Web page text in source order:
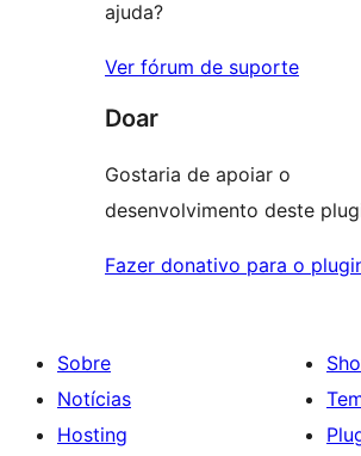
ajuda?
Ver fórum de suporte
Doar
Gostaria de apoiar o
desenvolvimento deste
Fazer donativo para o
Sobre
Notícias
Hosting